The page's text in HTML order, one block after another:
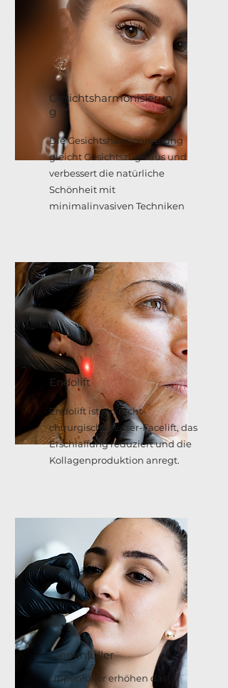
Gesichtsharmonisierun
g
Die Gesichtsharmonisierung
gleicht Gesichtszüge aus und
verbessert die natürliche
Schönheit mit
minimalinvasiven Techniken
Endolift
Endolift ist ein nicht-
chirurgisches Laser-Facelift, das
Erschlaffung reduziert und die
Kollagenproduktion anregt.
Lippenfüller
Lippenfüller erhöhen das